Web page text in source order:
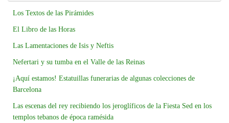
Los Textos de las Pirámides
El Libro de las Horas
Las Lamentaciones de Isis y Neftis
Nefertari y su tumba en el Valle de las Reinas
¡Aquí estamos! Estatuillas funerarias de algunas colecciones de
Barcelona
Las escenas del rey recibiendo los jeroglíficos de la Fiesta Sed en los
templos tebanos de época ramésida